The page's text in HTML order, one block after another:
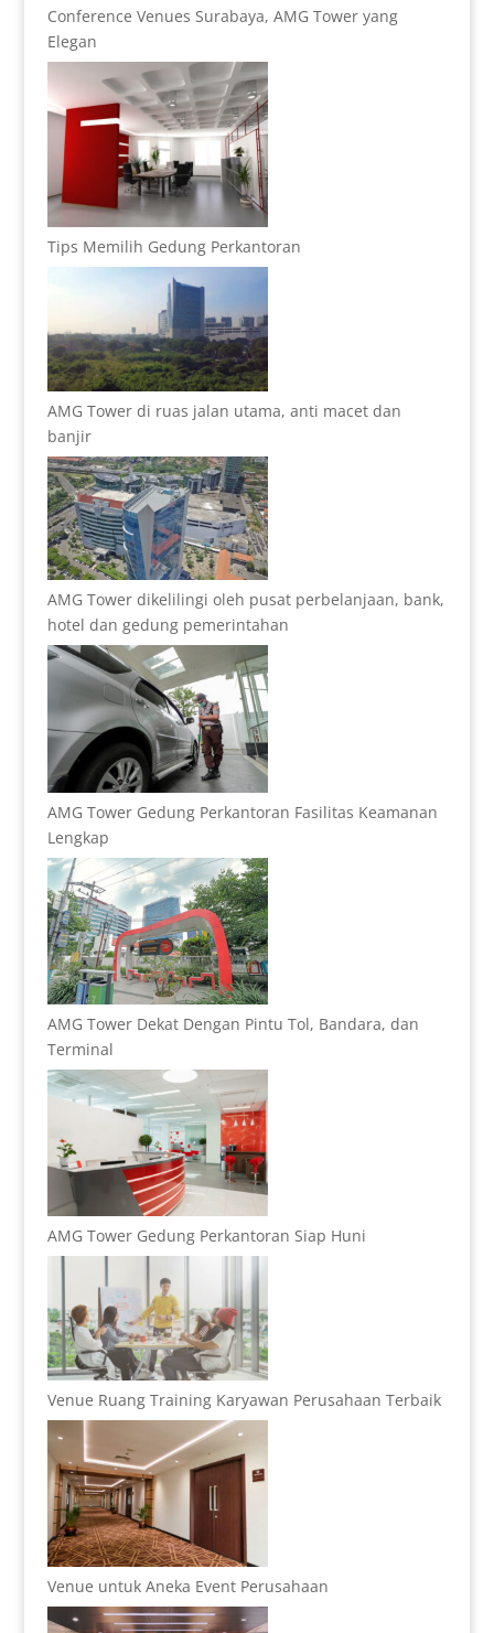
Conference Venues Surabaya, AMG Tower yang
Elegan
Tips Memilih Gedung Perkantoran
AMG Tower di ruas jalan utama, anti macet dan
banjir
AMG Tower dikelilingi oleh pusat perbelanjaan, bank,
hotel dan gedung pemerintahan
AMG Tower Gedung Perkantoran Fasilitas Keamanan
Lengkap
AMG Tower Dekat Dengan Pintu Tol, Bandara, dan
Terminal
AMG Tower Gedung Perkantoran Siap Huni
Venue Ruang Training Karyawan Perusahaan Terbaik
Venue untuk Aneka Event Perusahaan